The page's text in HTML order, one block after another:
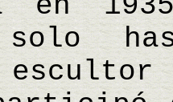
solo